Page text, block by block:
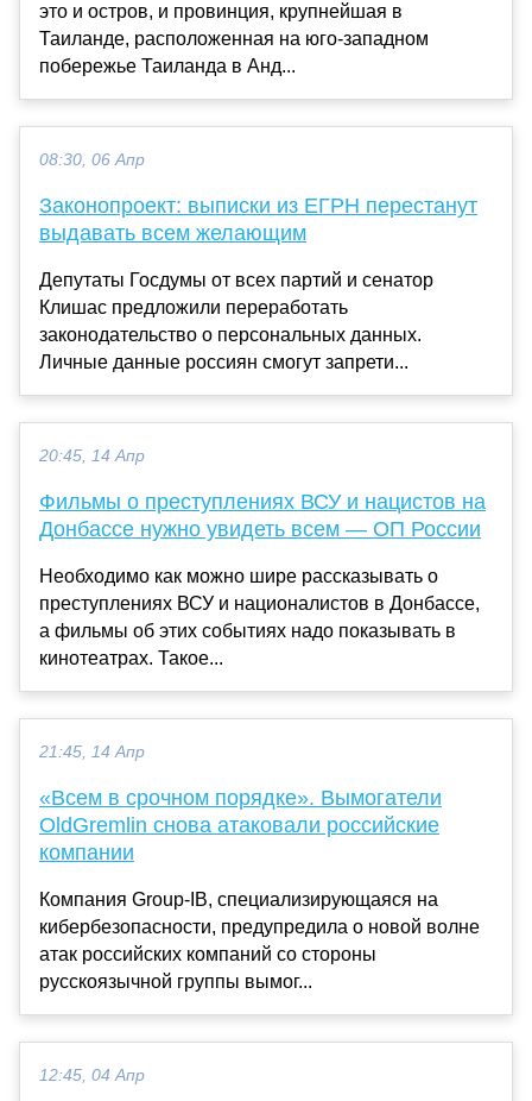
это и остров, и провинция, крупнейшая в
Таиланде, расположенная на юго-западном
побережье Таиланда в Анд...
08:30, 06 Апр
Законопроект: выписки из ЕГРН перестанут
выдавать всем желающим
Депутаты Госдумы от всех партий и сенатор
Клишас предложили переработать
законодательство о персональных данных.
Личные данные россиян смогут запрети...
20:45, 14 Апр
Фильмы о преступлениях ВСУ и нацистов на
Донбассе нужно увидеть всем — ОП России
Необходимо как можно шире рассказывать о
преступлениях ВСУ и националистов в Донбассе,
а фильмы об этих событиях надо показывать в
кинотеатрах. Такое...
21:45, 14 Апр
«Всем в срочном порядке». Вымогатели
OldGremlin снова атаковали российские
компании
Компания Group-IB, специализирующаяся на
кибербезопасности, предупредила о новой волне
атак российских компаний со стороны
русскоязычной группы вымог...
12:45, 04 Апр